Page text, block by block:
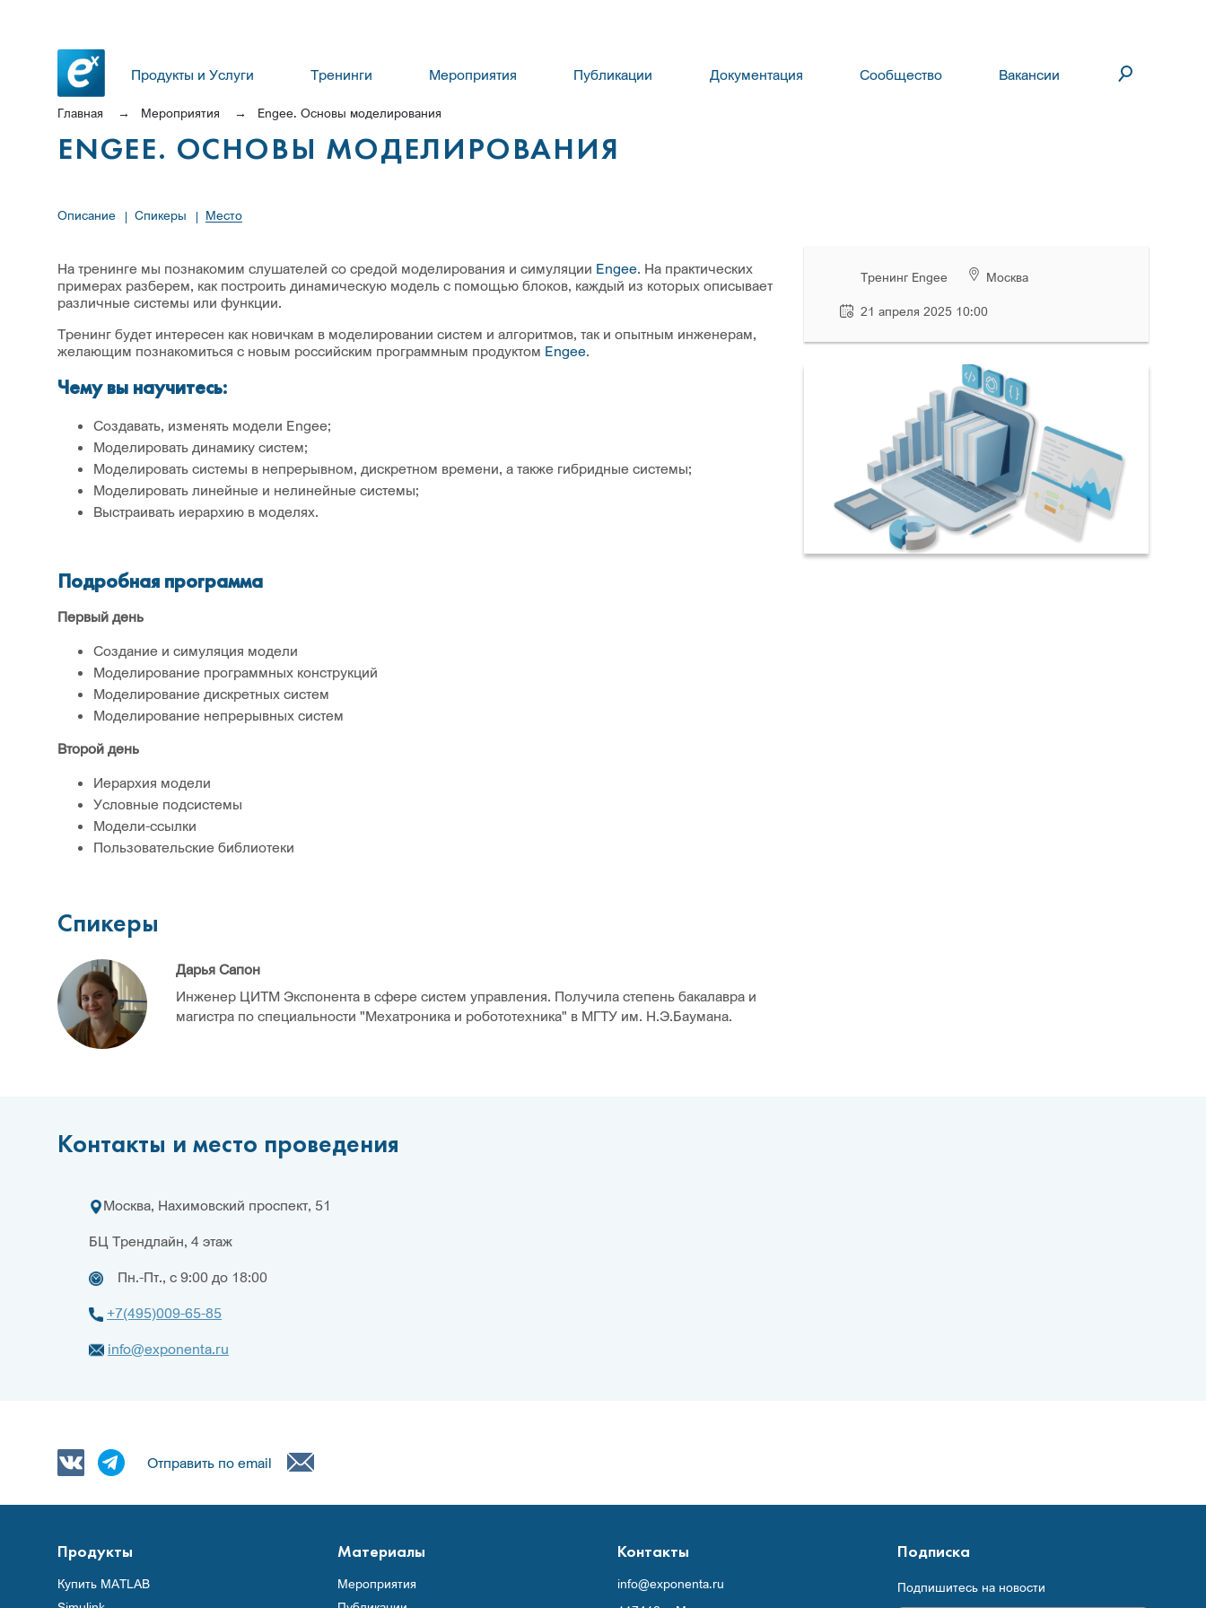
Продукты и Услуги Тренинги Мероприятия Публикации Документация Сообщество Вакансии
Главная Мероприятия Engee. Основы моделирования
ENGEE. ОСНОВЫ МОДЕЛИРОВАНИЯ
Описание Спикеры Место
Тренинг Engee Москва
21 апреля 2025 10:00
На тренинге мы познакомим слушателей со средой моделирования и симуляции Engee. На практических
примерах разберем, как построить динамическую модель с помощью блоков, каждый из которых описывает
различные системы или функции.
Тренинг будет интересен как новичкам в моделировании систем и алгоритмов, так и опытным инженерам,
желающим познакомиться с новым российским программным продуктом Engee.
Чему вы научитесь:
Создавать, изменять модели Engee;
Моделировать динамику систем;
Моделировать системы в непрерывном, дискретном времени, а также гибридные системы;
Моделировать линейные и нелинейные системы;
Выстраивать иерархию в моделях.
Подробная программа
Первый день
Создание и симуляция модели
Моделирование программных конструкций
Моделирование дискретных систем
Моделирование непрерывных систем
Второй день
Иерархия модели
Условные подсистемы
Модели-ссылки
Пользовательские библиотеки
Спикеры
Дарья Сапон
Инженер ЦИТМ Экспонента в сфере систем управления. Получила степень бакалавра и
магистра по специальности "Мехатроника и робототехника" в МГТУ им. Н.Э.Баумана.
Контакты и место проведения
Москва, Нахимовский проспект, 51
БЦ Трендлайн, 4 этаж
Пн.-Пт., с 9:00 до 18:00
+7(495)009-65-85
info@exponenta.ru
Отправить по email
Продукты
Купить MATLAB
Материалы
Мероприятия
Контакты
info@exponenta.ru
Подписка
Подпишитесь на новости